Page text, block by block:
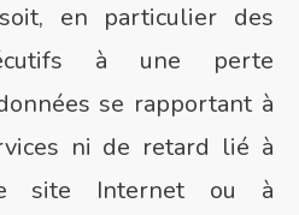
en particulier des
à une perte
se rapportant à
ni de retard lié à
site Internet ou à